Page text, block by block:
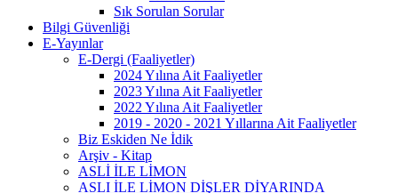
Sık Sorulan Sorular
Bilgi Güvenliği
E-Yayınlar
E-Dergi (Faaliyetler)
2024 Yılına Ait Faaliyetler
2023 Yılına Ait Faaliyetler
2022 Yılına Ait Faaliyetler
2019 - 2020 - 2021 Yıllarına Ait Faaliyetler
Biz Eskiden Ne İdik
Arşiv - Kitap
ASLİ İLE LİMON
ASLI İLE LİMON DİŞLER DİYARINDA